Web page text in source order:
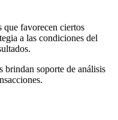
que favorecen ciertos
a las condiciones del
brindan soporte de análisis